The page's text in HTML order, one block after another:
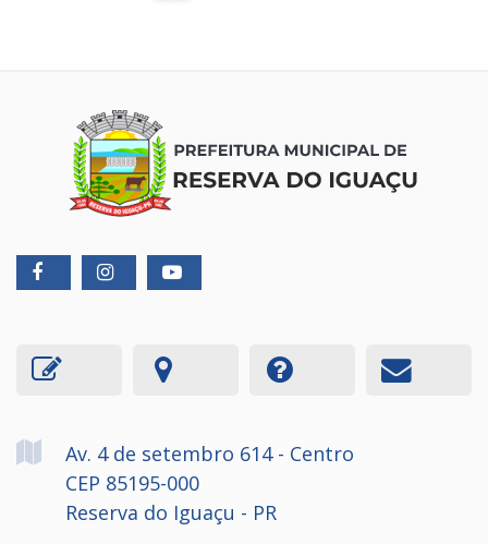
Av. 4 de setembro 614 - Centro
CEP 85195-000
Reserva do Iguaçu - PR